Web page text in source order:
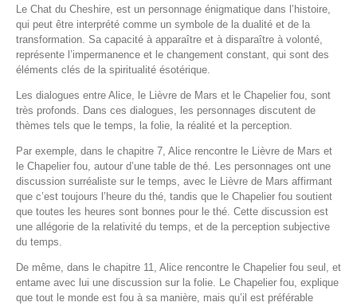
Le Chat du Cheshire, est un personnage énigmatique dans l’histoire,
qui peut être interprété comme un symbole de la dualité et de la
transformation. Sa capacité à apparaître et à disparaître à volonté,
représente l’impermanence et le changement constant, qui sont des
éléments clés de la spiritualité ésotérique.
Les dialogues entre Alice, le Lièvre de Mars et le Chapelier fou, sont
très profonds. Dans ces dialogues, les personnages discutent de
thèmes tels que le temps, la folie, la réalité et la perception.
Par exemple, dans le chapitre 7, Alice rencontre le Lièvre de Mars et
le Chapelier fou, autour d’une table de thé. Les personnages ont une
discussion surréaliste sur le temps, avec le Lièvre de Mars affirmant
que c’est toujours l’heure du thé, tandis que le Chapelier fou soutient
que toutes les heures sont bonnes pour le thé. Cette discussion est
une allégorie de la relativité du temps, et de la perception subjective
du temps.
De même, dans le chapitre 11, Alice rencontre le Chapelier fou seul, et
entame avec lui une discussion sur la folie. Le Chapelier fou, explique
que tout le monde est fou à sa manière, mais qu’il est préférable